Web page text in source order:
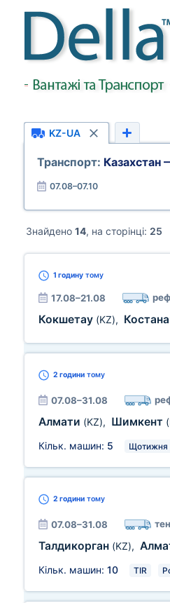
KZ-UA
Транспорт: Казахстан
07.08–07.10
Знайдено 14, на сторінці: 25
1 годину тому
17.08–21.08
Кокшетау (KZ),
2 години тому
07.08–31.08
Алмати (KZ), Шимкент
Кільк. машин: 5 Щотижня
2 години тому
07.08–31.08
Талдикорган (KZ),
Кільк. машин: 10 TIR